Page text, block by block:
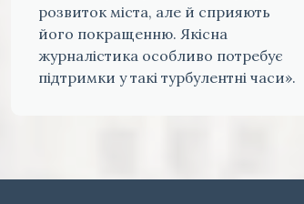
розвиток міста, але й сприяють
його покращенню. Якісна
журналістика особливо потребує
підтримки у такі турбулентні часи».